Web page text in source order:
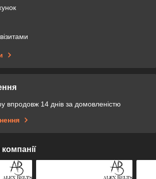
впродовж 14 днів за домовленістю